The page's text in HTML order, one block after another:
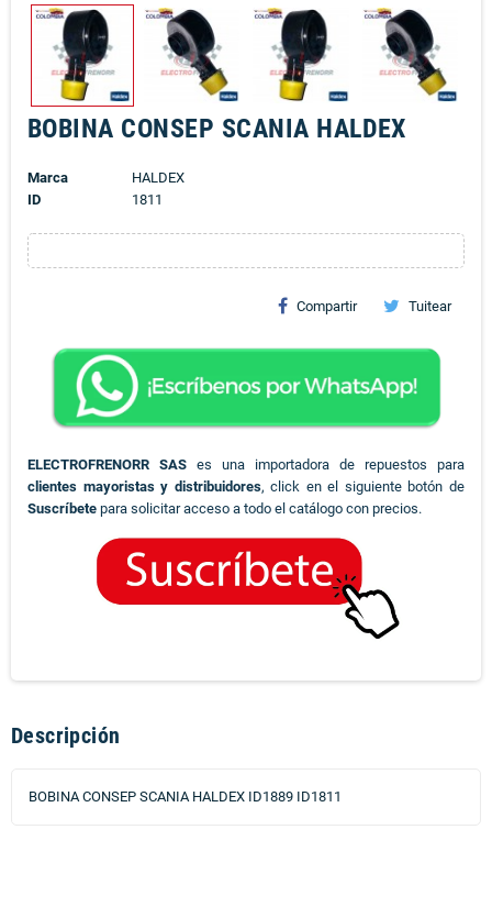
BOBINA CONSEP SCANIA HALDEX
Marca
HALDEX
ID
1811
Compartir Tuitear
ELECTROFRENORR SAS es una importadora de repuestos para
clientes mayoristas y distribuidores, click en el siguiente botón de
Suscríbete para solicitar acceso a todo el catálogo con precios.
Descripción
BOBINA CONSEP SCANIA HALDEX ID1889 ID1811